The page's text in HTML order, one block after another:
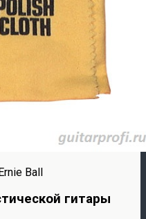
Ball
гитары